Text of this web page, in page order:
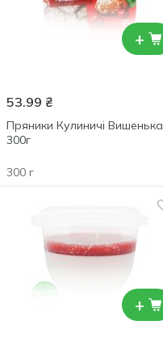
+
53.99 ₴
Пряники Кулиничі Вишенька
300г
300 г
+